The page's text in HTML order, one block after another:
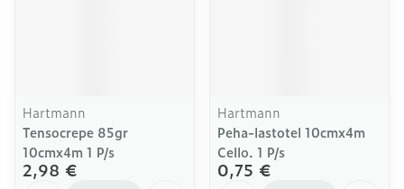
Hartmann
Tensocrepe 85gr
10cmx4m 1 P/s
2,98 €
Hartmann
Peha-lastotel 10cmx4m
Cello. 1 P/s
0,75 €